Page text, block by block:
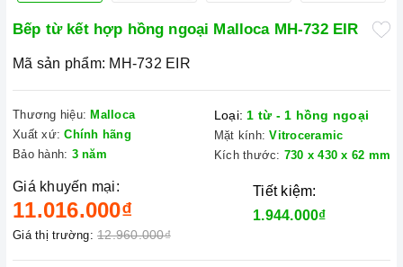
Bếp từ kết hợp hồng ngoại Malloca MH-732 EIR
Mã sản phẩm: MH-732 EIR
Thương hiệu: Malloca
Xuất xứ: Chính hãng
Bảo hành: 3 năm
Loại: 1 từ - 1 hồng ngoại
Mặt kính: Vitroceramic
Kích thước: 730 x 430 x 62 mm
Giá khuyến mại:
11.016.000₫
Giá thị trường: 12.960.000₫
Tiết kiệm:
1.944.000₫